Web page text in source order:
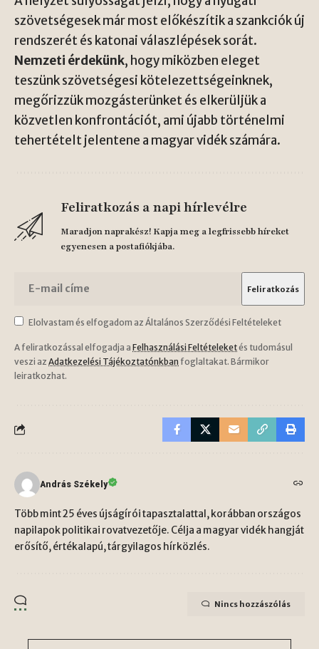
szövetségesek már most előkészítik a szankciók új
rendszerét és katonai válaszlépések sorát.
Nemzeti érdekünk, hogy miközben eleget
teszünk szövetségesi kötelezettségeinknek,
megőrizzük mozgásterünket és elkerüljük a
közvetlen konfrontációt, ami újabb történelmi
tehertételt jelentene a magyar vidék számára.
Feliratkozás a napi hírlevélre
Maradjon naprakész! Kapja meg a legfrissebb híreket
egyenesen a postafiókjába.
Elolvastam és elfogadom az Általános Szerződési Feltételeket
A feliratkozással elfogadja a Felhasználási Feltételeketés tudomásul
veszi az Adatkezelési Tájékoztatónkban foglaltakat. Bármikor
leiratkozhat.
András Székely
Több mint 25 éves újságírói tapasztalattal, korábban országos
napilapok politikai rovatvezetője. Célja a magyar vidék hangját
erősítő, értékalapú, tárgyilagos hírközlés.
Nincs hozzászólás